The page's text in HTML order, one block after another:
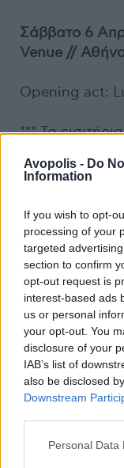
Avopolis - Do
Information
If you wish to opt-
processing of your
targeted
section to confirm
opt-out request is
interest-based ads
us or personal
your opt-out. You
disclosure of your
IAB’s list of
also be disclosed
Downstream
Personal Data
Σάββατο 6
Venue //
Opening act:
*** Τα
φάση της
η προπώληση
*** Εισιτήρια
και του
Markt, Public,
*** Οι
βάσει των
ΣΥΝΔΕΣΜΟΣ
https://
ΦΥΣΙΚΑ